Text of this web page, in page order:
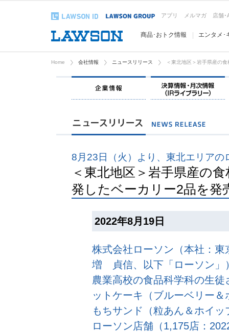
アプリ メルマガ 店舗･
商品･おトク情報 エンタメ･
Home 会社情報 ニュースリリース ＜東北地区＞岩手県産の
企業情報
8月23日（火）より、東北エリアの
＜東北地区＞岩手県産の
発したベーカリー2品を
2022年8月19日
株式会社ローソン（本社：
増 貞信、以下「ローソン」
農業高校の食品科学科の生
ットケーキ（ブルーベリー
もちサンド（粒あん＆ホイ
ローソン店舗（1,175店：